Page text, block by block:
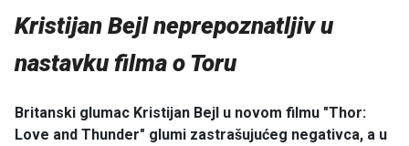
Kristijan Bejl neprepoznatljiv u
nastavku filma o Toru
Britanski glumac Kristijan Bejl u novom filmu "Thor:
Love and Thunder" glumi zastrašujućeg negativca, a u